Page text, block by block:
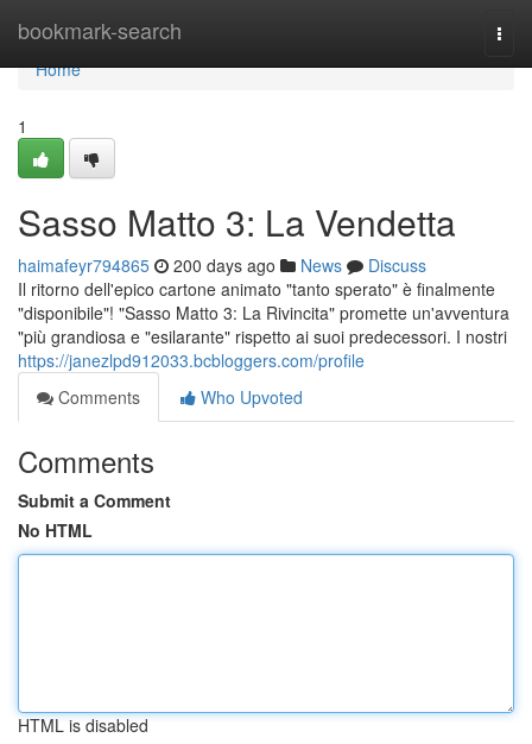
bookmark-search
Home
Home
1
Sasso Matto 3: La Vendetta
haimafeyr794865 200 days ago News
Discuss
Il ritorno dell'epico cartone animato "tanto sperato" è finalmente
"disponibile"! "Sasso Matto 3: La Rivincita" promette un'avventura
"più grandiosa e "esilarante" rispetto ai suoi predecessori. I nostri
https://janezlpd912033.bcbloggers.com/profile
Comments
Who Upvoted
Comments
Submit a Comment
No HTML
HTML is disabled